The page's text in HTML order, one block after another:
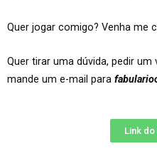
Quer jogar comigo? Venha me
Quer tirar uma dúvida, pedir
mande um e-mail para
Link do